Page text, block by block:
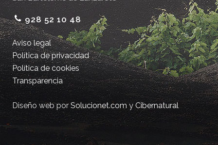
928 52 10 48
Aviso legal
Política de privacidad
Política de cookies
Transparencia
Diseño web porSolucionet.comyCibernatural